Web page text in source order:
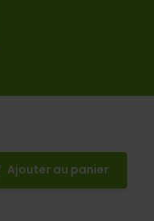
Ajouter au panier